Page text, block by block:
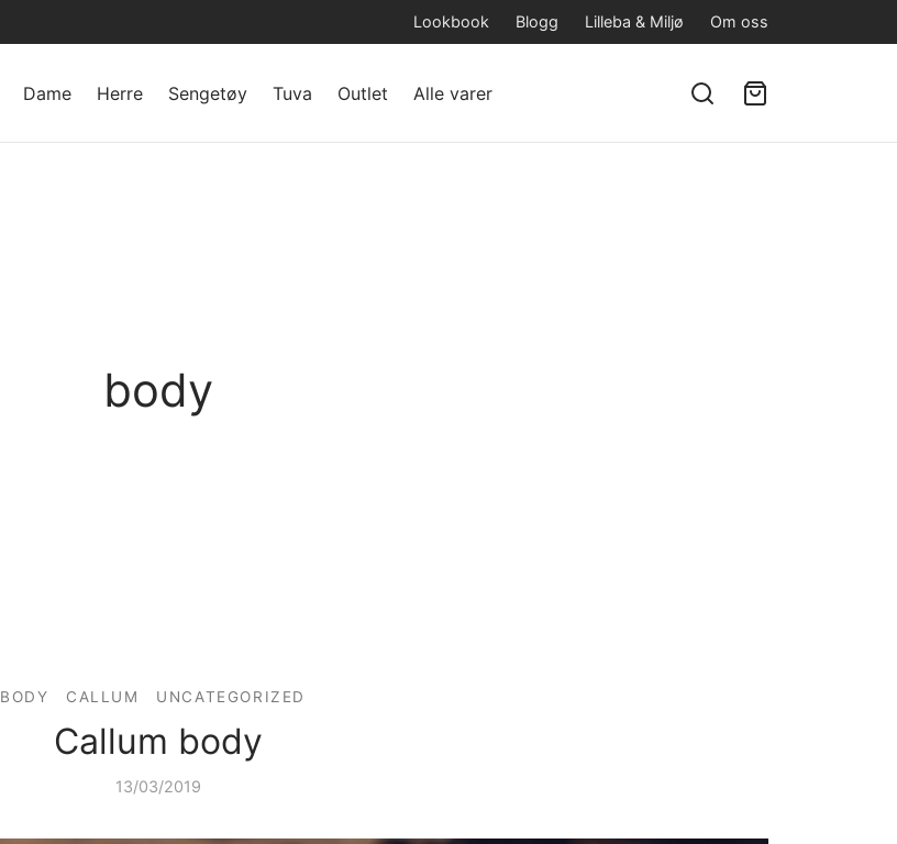
Lookbook Blogg Lilleba & Miljø Om oss
Dame Herre Sengetøy Tuva Outlet Alle varer
body
BODY CALLUM UNCATEGORIZED
Callum body
13/03/2019